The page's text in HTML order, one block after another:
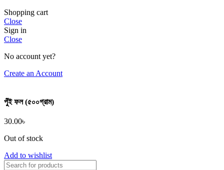
Shopping cart
Close
Sign in
Close
No account yet?
Create an Account
পুঁই ফল (৫০০গ্রাম)
30.00৳
Out of stock
Add to wishlist